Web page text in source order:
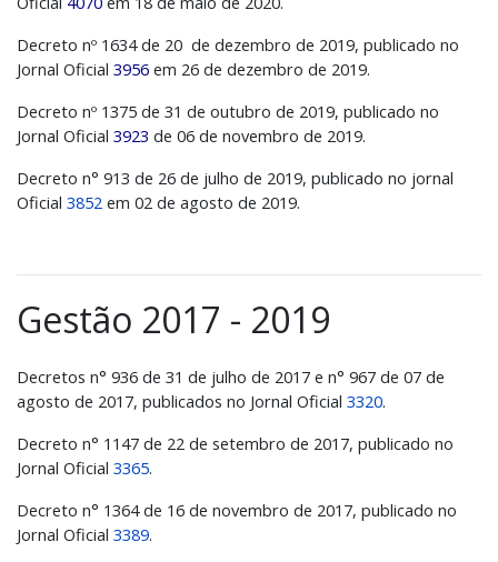
Decreto nº 1634 de 20 de dezembro de 2019, publicado no
Jornal Oficial 3956 em 26 de dezembro de 2019.
Decreto nº 1375 de 31 de outubro de 2019, publicado no
Jornal Oficial 3923 de 06 de novembro de 2019.
Decreto n° 913 de 26 de julho de 2019, publicado no jornal
Oficial 3852 em 02 de agosto de 2019.
Gestão 2017 - 2019
Decretos n° 936 de 31 de julho de 2017 e n° 967 de 07 de
agosto de 2017, publicados no Jornal Oficial 3320.
Decreto n° 1147 de 22 de setembro de 2017, publicado no
Jornal Oficial 3365.
Decreto n° 1364 de 16 de novembro de 2017, publicado no
Jornal Oficial 3389.